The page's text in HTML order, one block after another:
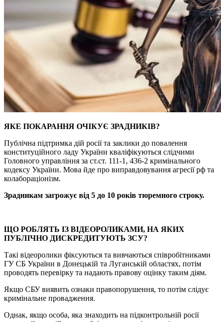
ЯКЕ ПОКАРАННЯ ОЧІКУЄ ЗРАДНИКІВ?
Публічна підтримка дій росії та заклики до повалення
конституційного ладу України кваліфікуються слідчими
Головного управління за ст.ст. 111-1, 436-2 кримінального
кодексу України. Мова йде про виправдовування агресії рф та
колабораціонізм.
Зрадникам загрожує від 5 до 10 років тюремного строку.
ЩО РОБЛЯТЬ ІЗ ВІДЕОРОЛИКАМИ, НА ЯКИХ
ПУБЛІЧНО ДИСКРЕДИТУЮТЬ ЗСУ?
Такі відеоролики фіксуються та вивчаються співробітниками
ГУ СБ України в Донецькій та Луганській областях, потім
проводять перевірку та надають правову оцінку таким діям.
Якщо СБУ виявить ознаки правопорушення, то потім слідує
кримінальне провадження.
Однак, якщо особа, яка знаходить на підконтрольній росії